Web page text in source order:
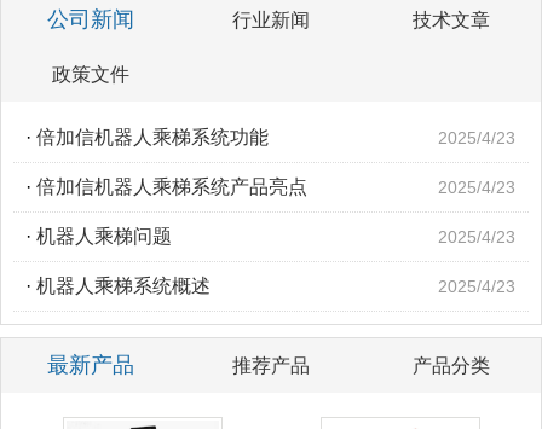
公司新闻 行业新闻 技术文章
政策文件
· 倍加信机器人乘梯系统功能 2025/4/23
· 倍加信机器人乘梯系统产品亮点 2025/4/23
· 机器人乘梯问题 2025/4/23
· 机器人乘梯系统概述 2025/4/23
最新产品 推荐产品 产品分类